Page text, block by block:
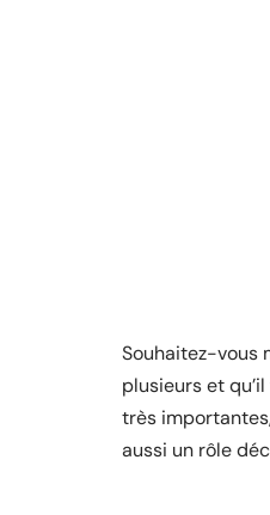
Souhaitez-vous
plusieurs et
très
aussi un rôle